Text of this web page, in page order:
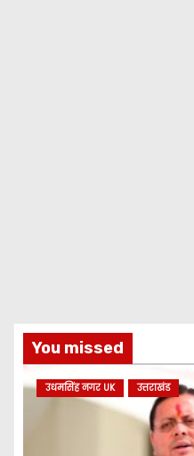
You missed
उधमसिंह नगर UK उत्तराखंड